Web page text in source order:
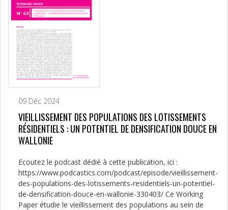
09 Déc 2024
VIEILLISSEMENT DES POPULATIONS DES LOTISSEMENTS
RÉSIDENTIELS : UN POTENTIEL DE DENSIFICATION DOUCE EN
WALLONIE
Ecoutez le podcast dédié à cette publication, ici :
https://www.podcastics.com/podcast/episode/vieillissement-
des-populations-des-lotissements-residentiels-un-potentiel-
de-densification-douce-en-wallonie-330403/ Ce Working
Paper étudie le vieillissement des populations au sein de